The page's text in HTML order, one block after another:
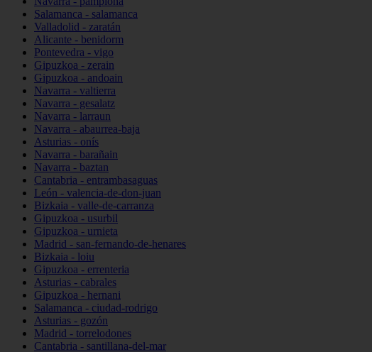
Salamanca - salamanca
Valladolid - zaratán
Alicante - benidorm
Pontevedra - vigo
Gipuzkoa - zerain
Gipuzkoa - andoain
Navarra - valtierra
Navarra - gesalatz
Navarra - larraun
Navarra - abaurrea-baja
Asturias - onís
Navarra - barañain
Navarra - baztan
Cantabria - entrambasaguas
León - valencia-de-don-juan
Bizkaia - valle-de-carranza
Gipuzkoa - usurbil
Gipuzkoa - urnieta
Madrid - san-fernando-de-henares
Bizkaia - loiu
Gipuzkoa - errenteria
Asturias - cabrales
Gipuzkoa - hernani
Salamanca - ciudad-rodrigo
Asturias - gozón
Madrid - torrelodones
Cantabria - santillana-del-mar